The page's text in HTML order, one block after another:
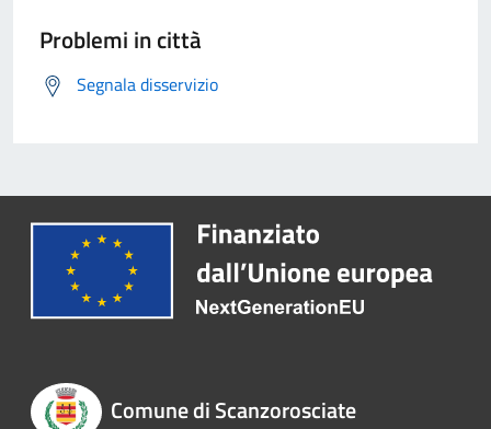
Problemi in città
Segnala disservizio
Comune di Scanzorosciate